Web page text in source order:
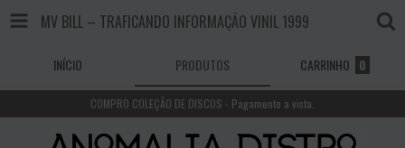
MV BILL – TRAFICANDO INFORMAÇÃO VINIL 1999
INÍCIO PRODUTOS CARRINHO 0
COMPRO COLEÇÃO DE DISCOS - Pagamento a vista.